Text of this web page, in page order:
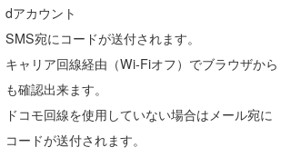
dアカウント
SMS宛にコードが送付されます。
キャリア回線経由（Wi-Fiオフ）でブラウザから
も確認出来ます。
ドコモ回線を使用していない場合はメール宛に
コードが送付されます。